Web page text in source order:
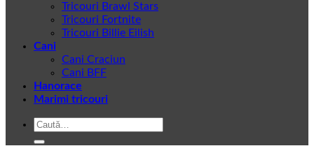
Tricouri Brawl Stars
Tricouri Fortnite
Tricouri Billie Eilish
Cani
Cani Craciun
Cani BFF
Hanorace
Marimi tricouri
Caută